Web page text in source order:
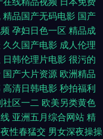
精品国产无码电影 国产
孕妇日色一区 精品成
久久国产电影 成人伦理
日韩伦理片电影 很污的
国产大片资源 欧洲精品
高清日韩电影 秒拍福利
社区一二 欧美另类黄色
亚洲五月综合网站 精
性春猛交 男女深夜操操